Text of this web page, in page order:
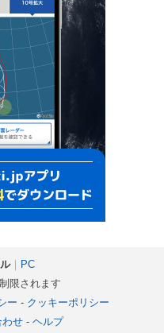
｜
PC
限されます
ー - クッキーポリシー
わせ- ヘルプ